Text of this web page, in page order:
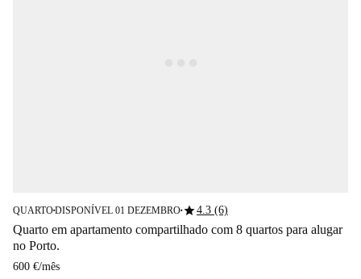
QUARTO■DISPONÍVEL 01 DEZEMBRO■star4.3 (6)
Quarto em apartamento compartilhado com 8 quartos para alugar
no Porto.
600 €/mês